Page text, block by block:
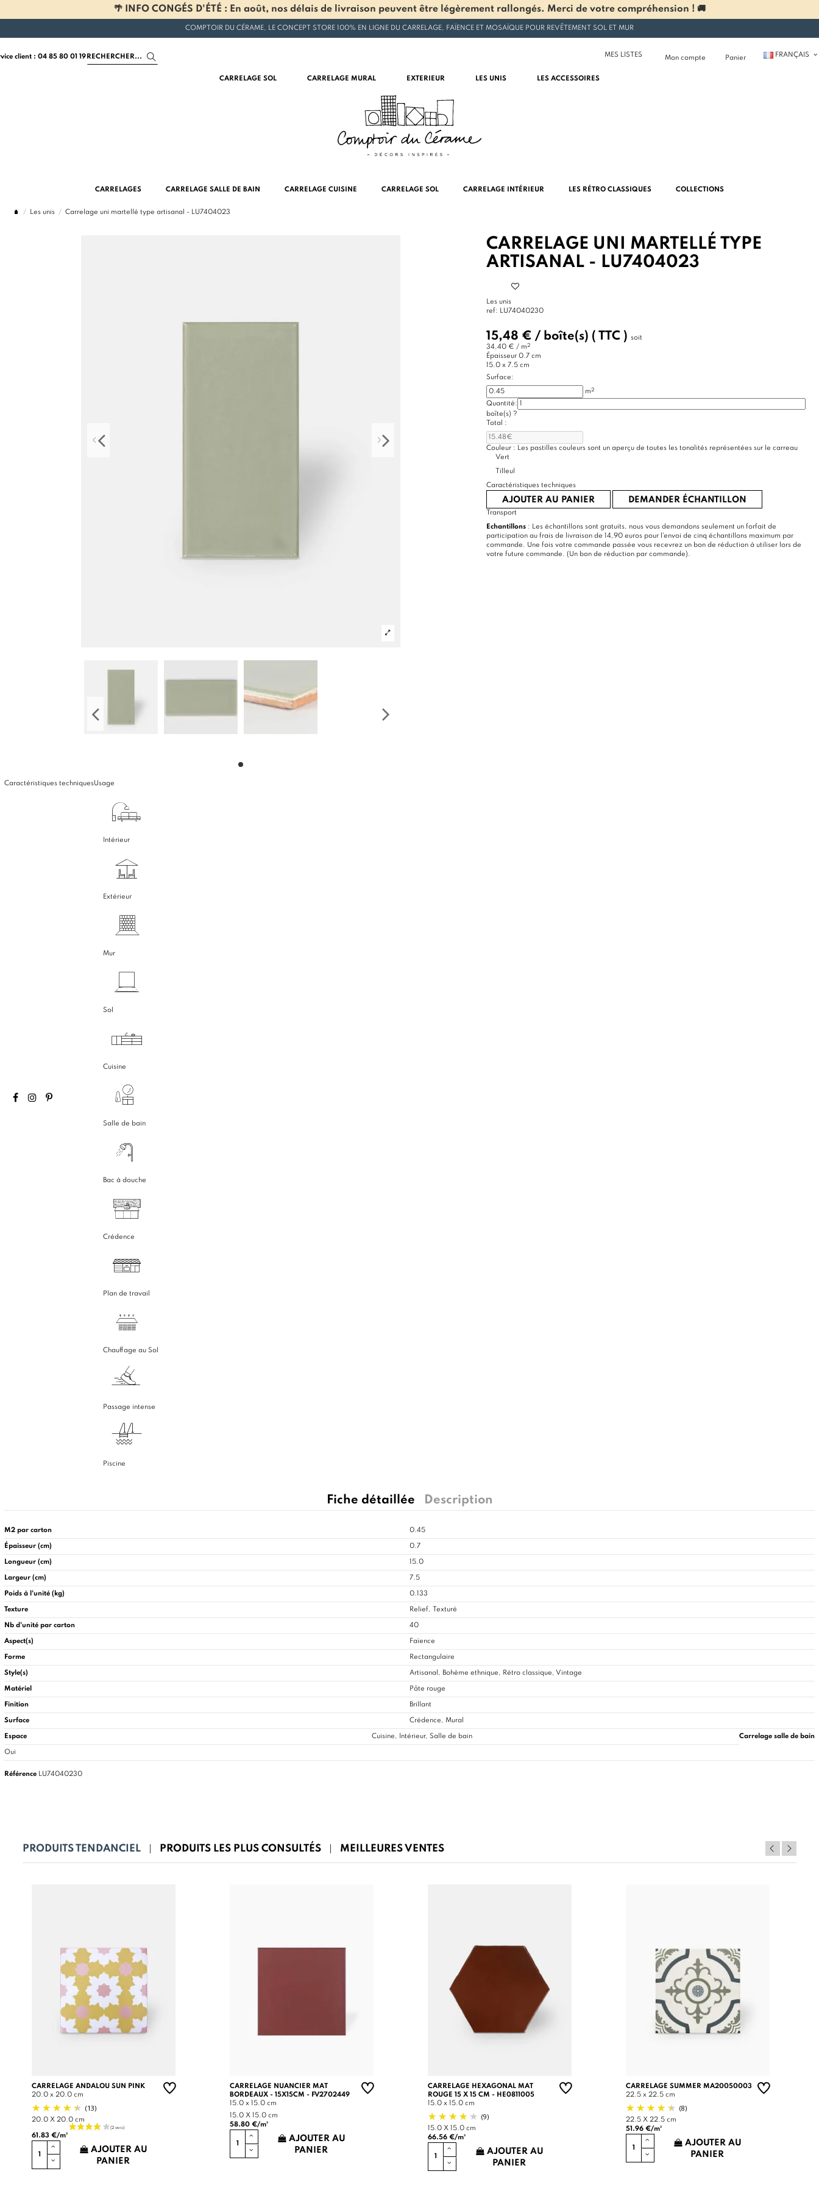
🌴 INFO CONGÉS D'ÉTÉ : En août, nos délais de livraison peuvent être légèrement rallongés. Merci de votre compréhension ! 🚚
COMPTOIR DU CÉRAME, LE CONCEPT STORE 100% EN LIGNE DU CARRELAGE, FAÏENCE ET MOSAÏQUE POUR REVÊTEMENT SOL ET MUR
client : 04 85 80 01 19 MES LISTES Mon compte Panier FRANÇAIS
CARRELAGE SOL CARRELAGE MURAL EXTERIEUR LES UNIS LES ACCESSOIRES
CARRELAGES CARRELAGE SALLE DE BAIN CARRELAGE CUISINE CARRELAGE SOL CARRELAGE INTÉRIEUR LES RÉTRO CLASSIQUES COLLECTIONS
Les unis Carrelage uni martellé type artisanal - LU7404023
CARRELAGE UNI MARTELLÉ TYPE
ARTISANAL - LU7404023
Les unis
ref: LU74040230
15,48 € / boîte(s) ( TTC ) soit
34,40 € / m2
Épaisseur 0.7 cm
15.0 x 7.5 cm
Surface:
m2
Quantité:
boîte(s) ?
Total :
Couleur : Les pastilles couleurs sont un aperçu de toutes les tonalités représentées sur le carreau
Vert
Tilleul
Caractéristiques techniques
AJOUTER AU PANIER DEMANDER ÉCHANTILLON
Transport
Echantillons: Les échantillons sont gratuits, nous vous demandons seulement un forfait de
participation au frais de livraison de 14,90 euros pour l'envoi de cinq échantillons maximum par
commande. Une fois votre commande passée vous recevrez un bon de réduction à utiliser lors de
votre future commande. (Un bon de réduction par commande).
Caractéristiques techniquesUsage
Intérieur
Extérieur
Mur
Sol
Cuisine
Salle de bain
Bac à douche
Crédence
Plan de travail
Chauffage au Sol
Passage intense
Piscine
Fiche détaillée Description
M2 par carton 0.45
Épaisseur (cm) 0.7
Longueur (cm) 15.0
Largeur (cm) 7.5
Poids à l'unité (kg) 0.133
Texture Relief, Texturé
Nb d'unité par carton 40
Aspect(s) Faïence
Forme Rectangulaire
Style(s) Artisanal, Bohème ethnique, Rétro classique, Vintage
Matériel Pâte rouge
Finition Brillant
Surface Crédence, Mural
Espace Cuisine, Intérieur, Salle de bain Carrelage salle de bain
Oui
Référence LU74040230
PRODUITS TENDANCIEL PRODUITS LES PLUS CONSULTÉS MEILLEURES VENTES
CARRELAGE ANDALOU SUN PINK
20.0 x 20.0 cm
(13)
20.0 X 20.0 cm
61.83 €/m²
AJOUTER AU
PANIER
CARRELAGE NUANCIER MAT
BORDEAUX - 15X15CM - FV2702449
15.0 x 15.0 cm
15.0 X 15.0 cm
58.80 €/m²
AJOUTER AU
PANIER
CARRELAGE HEXAGONAL MAT
ROUGE 15 X 15 CM - HE0811005
15.0 x 15.0 cm
(9)
15.0 X 15.0 cm
66.56 €/m²
AJOUTER AU
PANIER
CARRELAGE SUMMER MA20050003
22.5 x 22.5 cm
(8)
22.5 X 22.5 cm
51.96 €/m²
AJOUTER AU
PANIER